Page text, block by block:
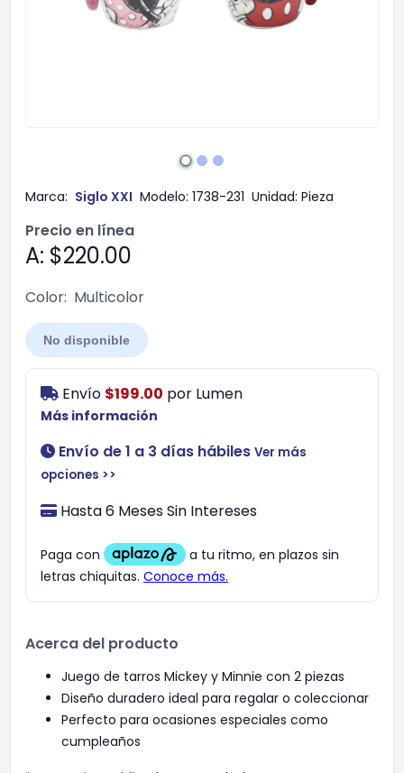
Marca: Siglo XXI Modelo: 1738-231 Unidad: Pieza
Precio en línea
A: $220.00
Color: Multicolor
No disponible
Envío $199.00 por Lumen
Más información
Envío de 1 a 3 días hábiles Ver más
opciones >>
Hasta 6 Meses Sin Intereses
Acerca del producto
Juego de tarros Mickey y Minnie con 2 piezas
Diseño duradero ideal para regalar o coleccionar
Perfecto para ocasiones especiales como
cumpleaños